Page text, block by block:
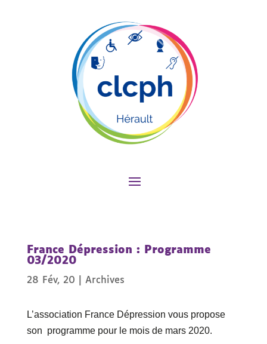
France Dépression : Programme
03/2020
28 Fév, 20 Archives
L’association France Dépression vous propose
son programme pour le mois de mars 2020.